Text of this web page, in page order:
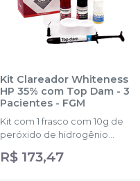
Kit Clareador Whiteness
HP 35% com Top Dam - 3
Pacientes - FGM
Kit com 1 frasco com 10g de
peróxido de hidrogênio
de espessante + 1 frasco com
R$ 173,47